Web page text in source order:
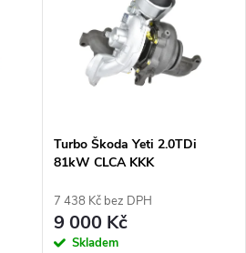
Scirocco 110kW, Sharan
110kW, Tiguan 110kW
Turbo Škoda Yeti 2.0TDi
81kW CLCA KKK
54409700002 54409700021
7 438 Kč bez DPH
9 000 Kč
Skladem